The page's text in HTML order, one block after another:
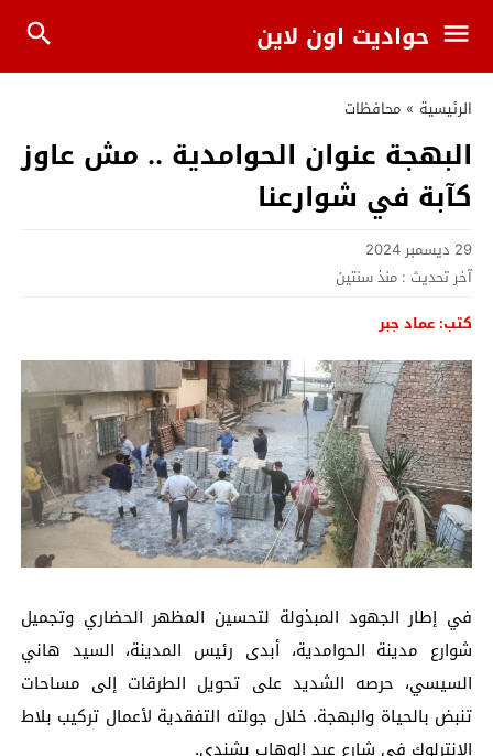
حواديت اون لاين
الرئيسية » محافظات
البهجة عنوان الحوامدية .. مش عاوز
كآبة في شوارعنا
29 ديسمبر 2024
آخر تحديث : منذ سنتين
كتب: عماد جبر
في إطار الجهود المبذولة لتحسين المظهر الحضاري وتجميل
شوارع مدينة الحوامدية، أبدى رئيس المدينة، السيد هاني
السيسي، حرصه الشديد على تحويل الطرقات إلى مساحات
تنبض بالحياة والبهجة. خلال جولته التفقدية لأعمال تركيب بلاط
الإنترلوك في شارع عبد الوهاب بشندي.